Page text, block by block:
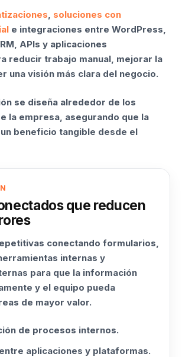
, soluciones con
e integraciones entre WordPress,
APIs y aplicaciones
reducir trabajo manual, mejorar la
una visión más clara del negocio.
se diseña alrededor de los
la empresa, asegurando que la
beneficio tangible desde el
que reducen
conectando formularios,
internas y
para que la información
y el equipo pueda
de mayor valor.
de procesos internos.
aplicaciones y plataformas.